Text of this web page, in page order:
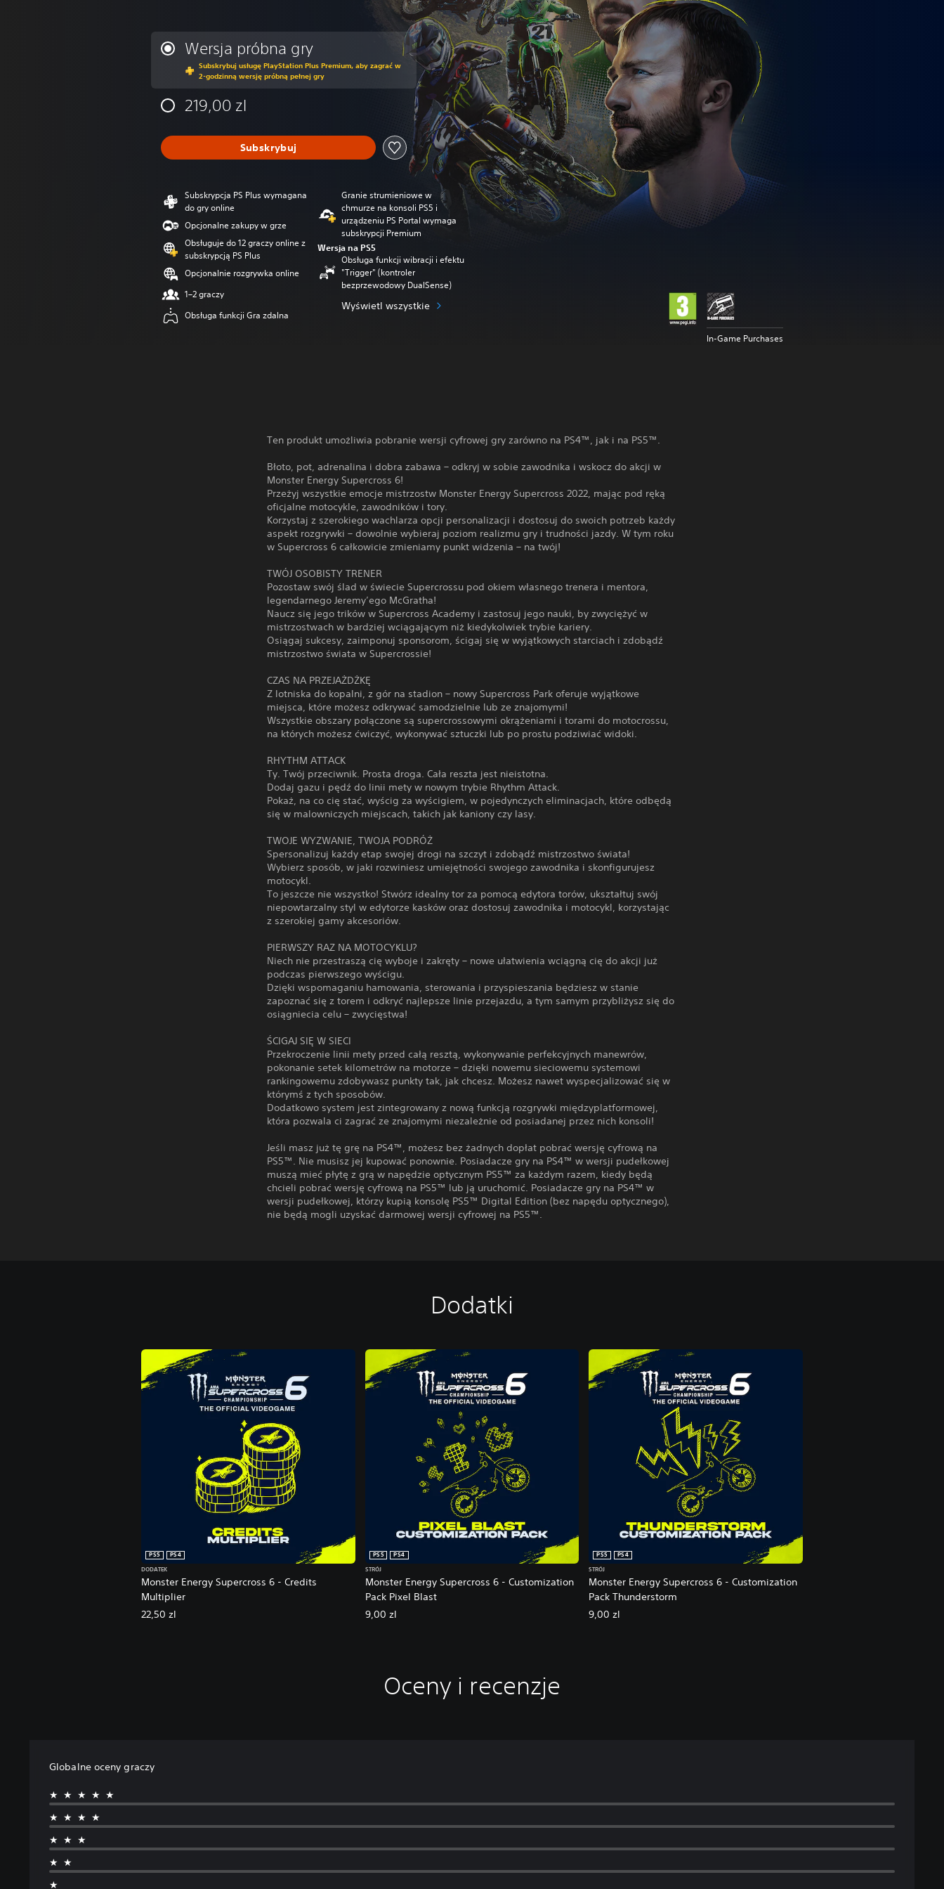
Wersja próbna gry
Subskrybuj usługę PlayStation Plus Premium, aby zagrać w
2-godzinną wersję próbną pełnej gry
219,00 zl
Subskrybuj
Subskrypcja PS Plus wymagana
do gry online
Opcjonalne zakupy w grze
Obsługuje do 12 graczy online z
subskrypcją PS Plus
Opcjonalnie rozgrywka online
1–2 graczy
Obsługa funkcji Gra zdalna
Granie strumieniowe w
chmurze na konsoli PS5 i
urządzeniu PS Portal wymaga
subskrypcji Premium
Wersja na PS5
Obsługa funkcji wibracji i efektu
"Trigger" (kontroler
bezprzewodowy DualSense)
Wyświetl wszystkie
In-Game Purchases
Ten produkt umożliwia pobranie wersji cyfrowej gry zarówno na PS4™, jak i na PS5™.
Błoto, pot, adrenalina i dobra zabawa – odkryj w sobie zawodnika i wskocz do akcji w
Monster Energy Supercross 6!
Przeżyj wszystkie emocje mistrzostw Monster Energy Supercross 2022, mając pod ręką
oficjalne motocykle, zawodników i tory.
Korzystaj z szerokiego wachlarza opcji personalizacji i dostosuj do swoich potrzeb każdy
aspekt rozgrywki – dowolnie wybieraj poziom realizmu gry i trudności jazdy. W tym roku
w Supercross 6 całkowicie zmieniamy punkt widzenia – na twój!
TWÓJ OSOBISTY TRENER
Pozostaw swój ślad w świecie Supercrossu pod okiem własnego trenera i mentora,
legendarnego Jeremy’ego McGratha!
Naucz się jego trików w Supercross Academy i zastosuj jego nauki, by zwyciężyć w
mistrzostwach w bardziej wciągającym niż kiedykolwiek trybie kariery.
Osiągaj sukcesy, zaimponuj sponsorom, ścigaj się w wyjątkowych starciach i zdobądź
mistrzostwo świata w Supercrossie!
CZAS NA PRZEJAŻDŻKĘ
Z lotniska do kopalni, z gór na stadion – nowy Supercross Park oferuje wyjątkowe
miejsca, które możesz odkrywać samodzielnie lub ze znajomymi!
Wszystkie obszary połączone są supercrossowymi okrążeniami i torami do motocrossu,
na których możesz ćwiczyć, wykonywać sztuczki lub po prostu podziwiać widoki.
RHYTHM ATTACK
Ty. Twój przeciwnik. Prosta droga. Cała reszta jest nieistotna.
Dodaj gazu i pędź do linii mety w nowym trybie Rhythm Attack.
Pokaż, na co cię stać, wyścig za wyścigiem, w pojedynczych eliminacjach, które odbędą
się w malowniczych miejscach, takich jak kaniony czy lasy.
TWOJE WYZWANIE, TWOJA PODRÓŻ
Spersonalizuj każdy etap swojej drogi na szczyt i zdobądź mistrzostwo świata!
Wybierz sposób, w jaki rozwiniesz umiejętności swojego zawodnika i skonfigurujesz
motocykl.
To jeszcze nie wszystko! Stwórz idealny tor za pomocą edytora torów, ukształtuj swój
niepowtarzalny styl w edytorze kasków oraz dostosuj zawodnika i motocykl, korzystając
z szerokiej gamy akcesoriów.
PIERWSZY RAZ NA MOTOCYKLU?
Niech nie przestraszą cię wyboje i zakręty – nowe ułatwienia wciągną cię do akcji już
podczas pierwszego wyścigu.
Dzięki wspomaganiu hamowania, sterowania i przyspieszania będziesz w stanie
zapoznać się z torem i odkryć najlepsze linie przejazdu, a tym samym przybliżysz się do
osiągniecia celu – zwycięstwa!
ŚCIGAJ SIĘ W SIECI
Przekroczenie linii mety przed całą resztą, wykonywanie perfekcyjnych manewrów,
pokonanie setek kilometrów na motorze – dzięki nowemu sieciowemu systemowi
rankingowemu zdobywasz punkty tak, jak chcesz. Możesz nawet wyspecjalizować się w
którymś z tych sposobów.
Dodatkowo system jest zintegrowany z nową funkcją rozgrywki międzyplatformowej,
która pozwala ci zagrać ze znajomymi niezależnie od posiadanej przez nich konsoli!
Jeśli masz już tę grę na PS4™, możesz bez żadnych dopłat pobrać wersję cyfrową na
PS5™. Nie musisz jej kupować ponownie. Posiadacze gry na PS4™ w wersji pudełkowej
muszą mieć płytę z grą w napędzie optycznym PS5™ za każdym razem, kiedy będą
chcieli pobrać wersję cyfrową na PS5™ lub ją uruchomić. Posiadacze gry na PS4™ w
wersji pudełkowej, którzy kupią konsolę PS5™ Digital Edition (bez napędu optycznego),
nie będą mogli uzyskać darmowej wersji cyfrowej na PS5™.
Dodatki
Monster Energy Supercross 6 - Credits
Multiplier
PS5
PS4
DODATEK
22,50 zl
Monster Energy Supercross 6 - Customization
Pack Pixel Blast
PS5
PS4
STRÓJ
9,00 zl
Monster Energy Supercross 6 - Customization
Pack Thunderstorm
PS5
PS4
STRÓJ
9,00 zl
Oceny i recenzje
Globalne oceny graczy
★★★★★
★★★★
★★★
★★
★